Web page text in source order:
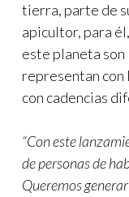
tierra, parte de
apicultor, para
este planeta son
representan con
con cadencias
“Con este
de personas de
Queremos